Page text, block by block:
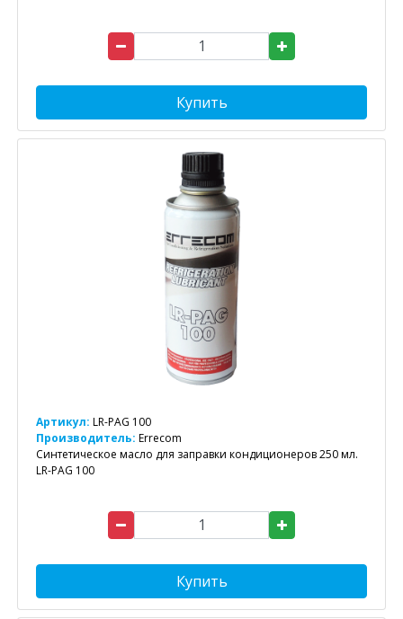
Купить
Артикул: LR-PAG 100
Производитель: Errecom
Синтетическое масло для заправки кондиционеров 250 мл.
LR-PAG 100
Купить